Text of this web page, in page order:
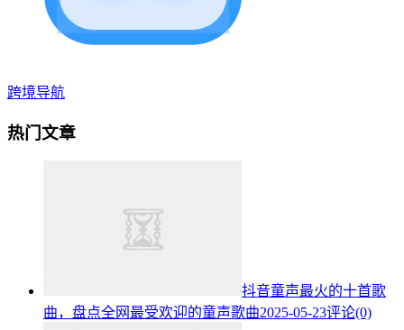
跨境导航
热门文章
抖音童声最火的十首歌
曲，盘点全网最受欢迎的童声歌曲2025-05-23评论(0)